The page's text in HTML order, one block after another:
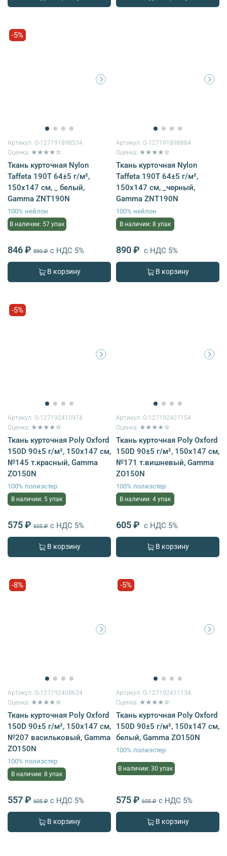
-5%
Артикул: G-127191898534
Оценка: ★★★★☆
Ткань курточная Nylon
Taffeta 190T 64±5 г/м²,
150х147 см, _ белый,
Gamma ZNT190N
100% нейлон
В наличии: 57 упак
846 ₽ 890 ₽ с НДС 5%
В корзину
Артикул: G-127191898884
Оценка: ★★★★☆
Ткань курточная Nylon
Taffeta 190T 64±5 г/м²,
150х147 см, _черный,
Gamma ZNT190N
100% нейлон
В наличии: 8 упак
890 ₽ с НДС 5%
В корзину
-5%
Артикул: G-127192410974
Оценка: ★★★★☆
Ткань курточная Poly Oxford
150D 90±5 г/м², 150х147 см,
№145 т.красный, Gamma
ZO150N
100% полиэстер
В наличии: 5 упак
575 ₽ 605 ₽ с НДС 5%
В корзину
Артикул: G-127192407154
Оценка: ★★★★☆
Ткань курточная Poly Oxford
150D 90±5 г/м², 150х147 см,
№171 т.вишневый, Gamma
ZO150N
100% полиэстер
В наличии: 4 упак
605 ₽ с НДС 5%
В корзину
-8%
Артикул: G-127192408624
Оценка: ★★★★☆
Ткань курточная Poly Oxford
150D 90±5 г/м², 150х147 см,
№207 васильковый, Gamma
ZO150N
100% полиэстер
В наличии: 8 упак
557 ₽ 605 ₽ с НДС 5%
В корзину
-5%
Артикул: G-127192411134
Оценка: ★★★★☆
Ткань курточная Poly Oxford
150D 90±5 г/м², 150х147 см,
белый, Gamma ZO150N
100% полиэстер
В наличии: 30 упак
575 ₽ 605 ₽ с НДС 5%
В корзину